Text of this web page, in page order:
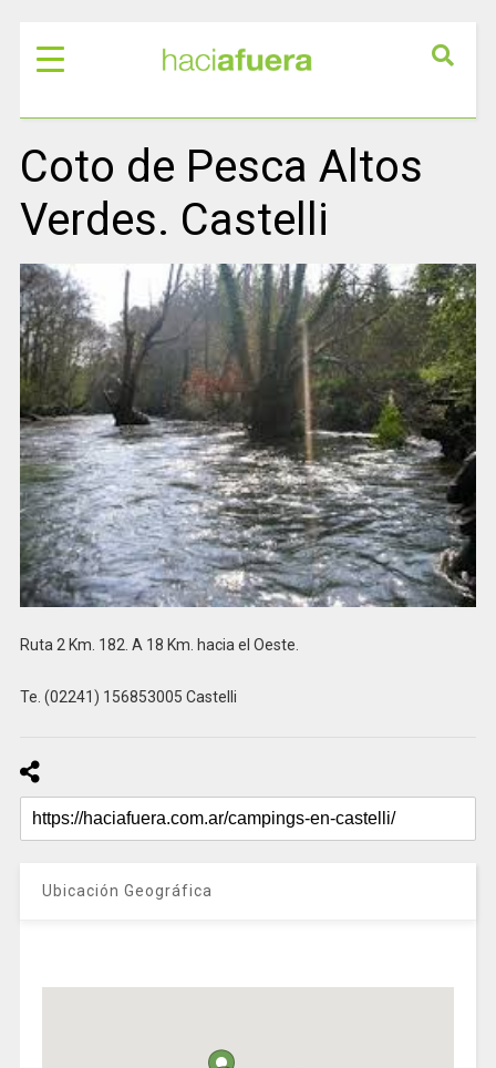
Coto de Pesca Altos
Verdes. Castelli
Ruta 2 Km. 182. A 18 Km. hacia el Oeste.
Te. (02241) 156853005 Castelli
Ubicación Geográfica